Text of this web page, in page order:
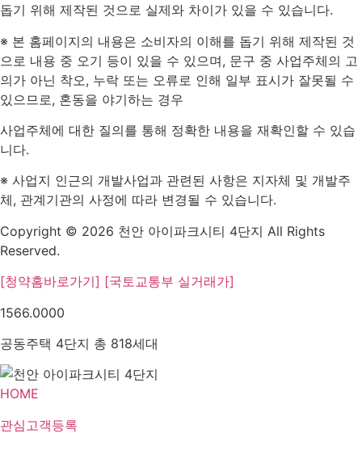
돕기 위해 제작된 것으로 실제와 차이가 있을 수 있습니다.
※ 본 홈페이지의 내용은 소비자의 이해를 돕기 위해 제작된 것
으로 내용 중 오기 등이 있을 수 있으며, 문구 중 사업주체의 고
의가 아닌 착오, 누락 또는 오류로 인해 일부 표시가 잘못될 수
있으므로, 혼동을 야기하는 경우
사업주체에 대한 질의를 통해 정확한 내용을 재확인할 수 있습
니다.
※ 사업지 인근의 개발사업과 관련된 사항은 지자체 및 개발주
체, 관계기관의 사정에 따라 변경될 수 있습니다.
Copyright © 2026 천안 아이파크시티 4단지 All Rights
Reserved.
[청약홈바로가기] [국토교통부 실거래가]
1566.0000
공동주택 4단지 총 818세대
HOME
관심고객등록